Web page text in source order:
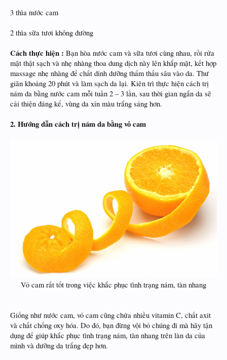
3 thìa nước cam
2 thìa sữa tươi không đường
Cách thực hiện : Bạn hòa nước cam và sữa tươi cùng nhau, rồi rửa
mặt thật sạch và nhẹ nhàng thoa dung dịch này lên khắp mặt, kết hợp
massage nhẹ nhàng để chất dinh dưỡng thẩm thấu sâu vào da. Thư
giãn khoảng 20 phút và làm sạch da lại. Kiên trì thực hiện cách trị
nám da bằng nước cam mỗi tuần 2 – 3 lần, sau thời gian ngắn da sẽ
cải thiện đáng kể, vùng da xỉn màu trắng sáng hơn.
2. Hướng dẫn cách trị nám da bằng vỏ cam
Vỏ cam rất tốt trong việc khắc phục tình trạng nám, tàn nhang​
Giống như nước cam, vỏ cam cũng chứa nhiều vitamin C, chất axit
và chất chống oxy hóa. Do đó, bạn đừng vội bỏ chúng đi mà hãy tận
dụng để giúp khắc phục tình trạng nám, tàn nhang trên làn da của
mình và dưỡng da trắng đẹp hơn.